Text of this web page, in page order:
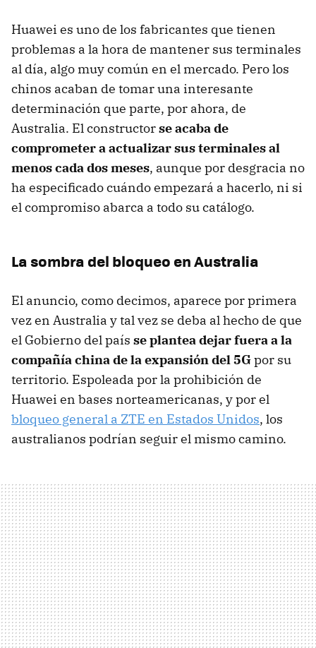
Huawei es uno de los fabricantes que tienen
problemas a la hora de mantener sus terminales
al día, algo muy común en el mercado. Pero los
chinos acaban de tomar una interesante
determinación que parte, por ahora, de
Australia. El constructorse acaba de
comprometer a actualizar sus terminales al
menos cada dos meses, aunque por desgracia no
ha especificado cuándo empezará a hacerlo, ni si
el compromiso abarca a todo su catálogo.
La sombra del bloqueo en Australia
El anuncio, como decimos, aparece por primera
vez en Australia y tal vez se deba al hecho de que
el Gobierno del país se plantea dejar fuera a la
compañía china de la expansión del 5Gpor su
territorio. Espoleada por la prohibición de
Huawei en bases norteamericanas, y por el
bloqueo general a ZTE en Estados Unidos, los
australianos podrían seguir el mismo camino.